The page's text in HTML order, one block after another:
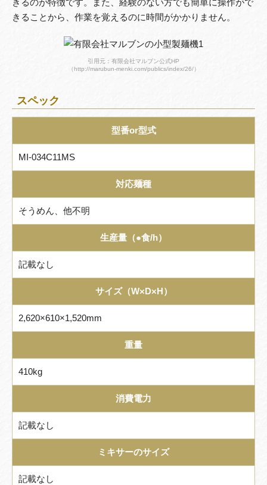
きるのが特徴です。また、経験のない方でも簡単に操作がで
きることから、作業を覚えるのに時間がかかりません。
引用元：有限会社マルブン公式HP
（http://marubun-menki.com/publics/index/26/）
スペック
型番or型式
MI-034C11MS
対応麺種
そうめん、他不明
生産量（●食/h）
記載なし
サイズ（W×D×H）
2,620×610×1,520mm
重量
410kg
消費電力
記載なし
ミキサーのサイズ
記載なし